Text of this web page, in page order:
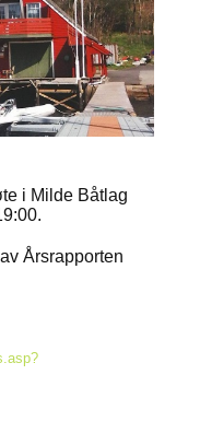
i Milde Båtlag
Årsrapporten